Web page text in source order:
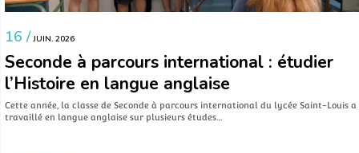
16 / JUIN. 2026
Seconde à parcours international : étudier
l’Histoire en langue anglaise
Cette année, la classe de Seconde à parcours international du lycée Saint-Louis a
travaillé en langue anglaise sur plusieurs études…